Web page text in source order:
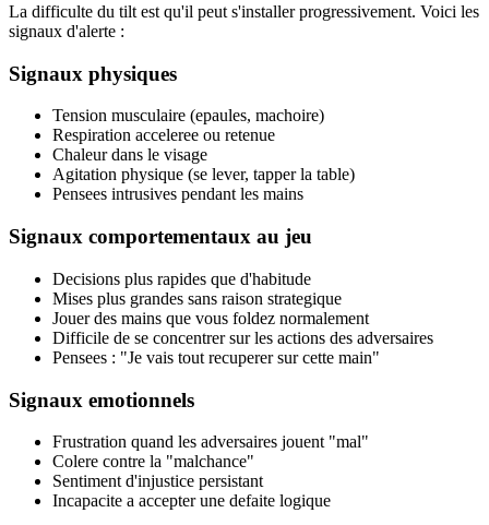
La difficulte du tilt est qu'il peut s'installer progressivement. Voici les
signaux d'alerte :
Signaux physiques
Tension musculaire (epaules, machoire)
Respiration acceleree ou retenue
Chaleur dans le visage
Agitation physique (se lever, tapper la table)
Pensees intrusives pendant les mains
Signaux comportementaux au jeu
Decisions plus rapides que d'habitude
Mises plus grandes sans raison strategique
Jouer des mains que vous foldez normalement
Difficile de se concentrer sur les actions des adversaires
Pensees : "Je vais tout recuperer sur cette main"
Signaux emotionnels
Frustration quand les adversaires jouent "mal"
Colere contre la "malchance"
Sentiment d'injustice persistant
Incapacite a accepter une defaite logique